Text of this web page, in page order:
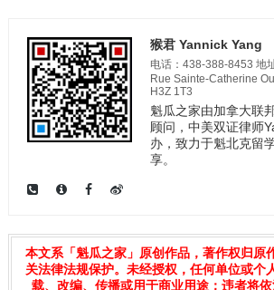
猴君 Yannick Yang
电话：438-388-8453 地
Rue Sainte-Catherine
H3Z 1T3
魁瓜之家由加拿大联
顾问，中美双证律师
办，致力于魁北克留
享。
本文系「魁瓜之家」原创作品，著作权归原
关法律法规保护。未经授权，任何单位或个
载、改编、传播或用于商业用途；违者将